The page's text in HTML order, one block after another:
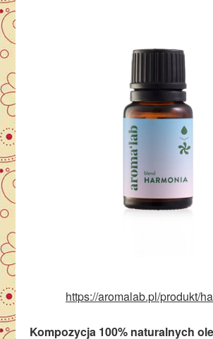
https://aromalab.pl/produkt/
Kompozycja 100% naturalnych